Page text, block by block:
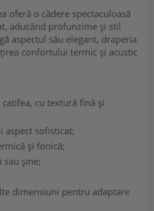
oferă o cădere spectaculoasă
aducând profunzime și stil
aspectul său elegant, draperia
confortului termic și acustic
cu textură fină și
aspect sofisticat;
și fonică;
șine;
dimensiuni pentru adaptare